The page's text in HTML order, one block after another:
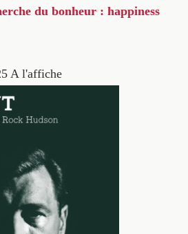
du bonheur : happiness
A l'affiche